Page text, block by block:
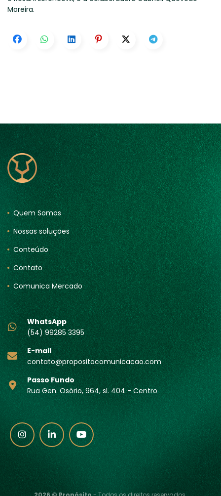
Moreira.
Quem Somos
Nossas soluções
Conteúdo
Contato
Comunica Mercado
WhatsApp
(54) 99285 3395
E-mail
contato@propositocomunicacao.com
Passo Fundo
Rua Gen. Osório, 964, sl. 404 - Centro